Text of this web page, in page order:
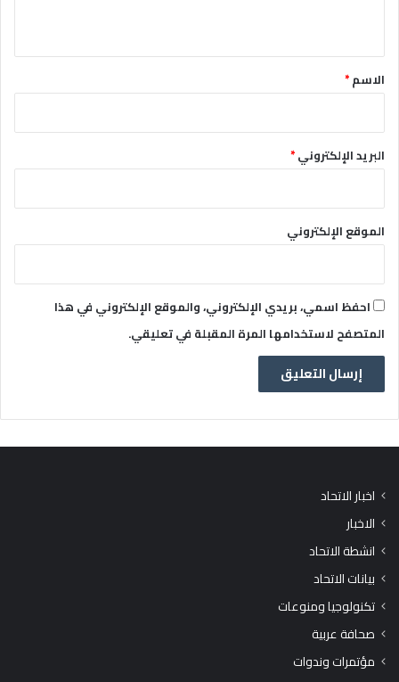
*الاسم*
البريد الإلكتروني*
الموقع الإلكتروني
احفظ اسمي، بريدي الإلكتروني، والموقع الإلكتروني في هذا
المتصفح لاستخدامها المرة المقبلة في تعليقي.
اخبار الاتحاد
الاخبار
انشطة الاتحاد
بيانات الاتحاد
تكنولوجيا ومنوعات
صحافة عربية
مؤتمرات وندوات